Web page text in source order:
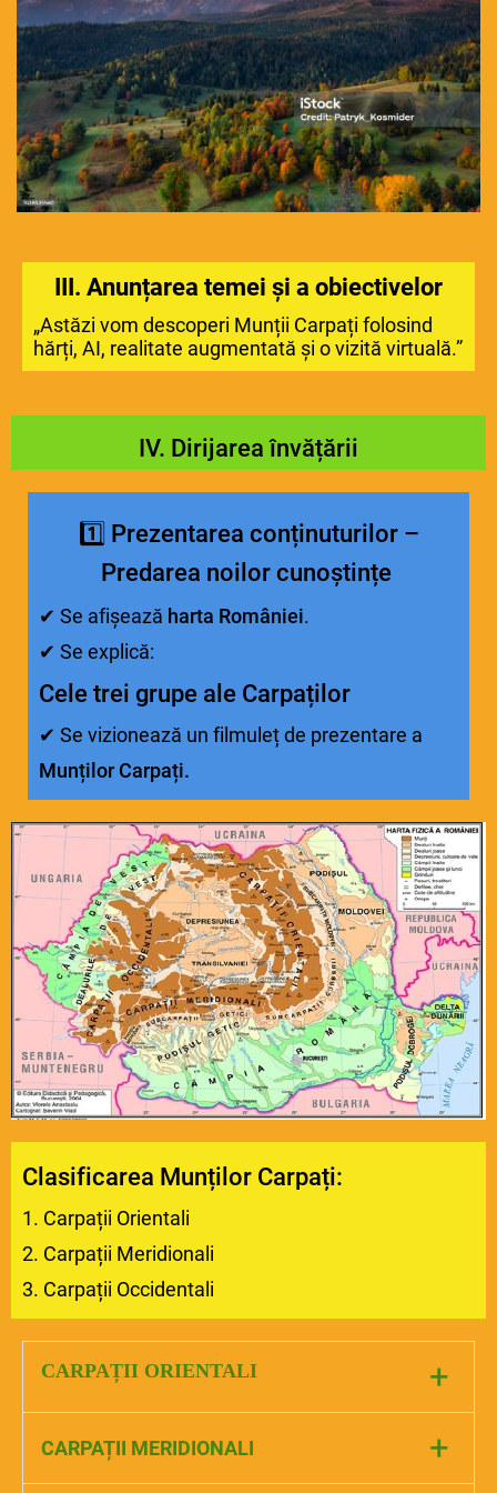
III. Anunțarea temei și a obiectivelor
„Astăzi vom descoperi Munții Carpați folosind
hărți, AI, realitate augmentată și o vizită virtuală.”
IV. Dirijarea învățării
1️⃣ Prezentarea conținuturilor –
Predarea noilor cunoștințe
✔ Se afișează harta României.
✔ Se explică:
Cele trei grupe ale Carpaților
✔ Se vizionează un filmuleț de prezentare a
Munților Carpați.
Clasificarea Munților Carpați:
1. Carpații Orientali
2. Carpații Meridionali
3. Carpații Occidentali
CARPAȚII ORIENTALI +
Se întind de la granița de nord până la Curtea de
Argeș.
CARPAȚII MERIDIONALI +